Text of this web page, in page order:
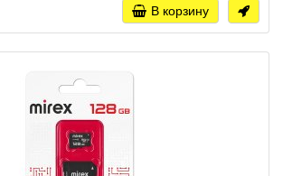
В корзину